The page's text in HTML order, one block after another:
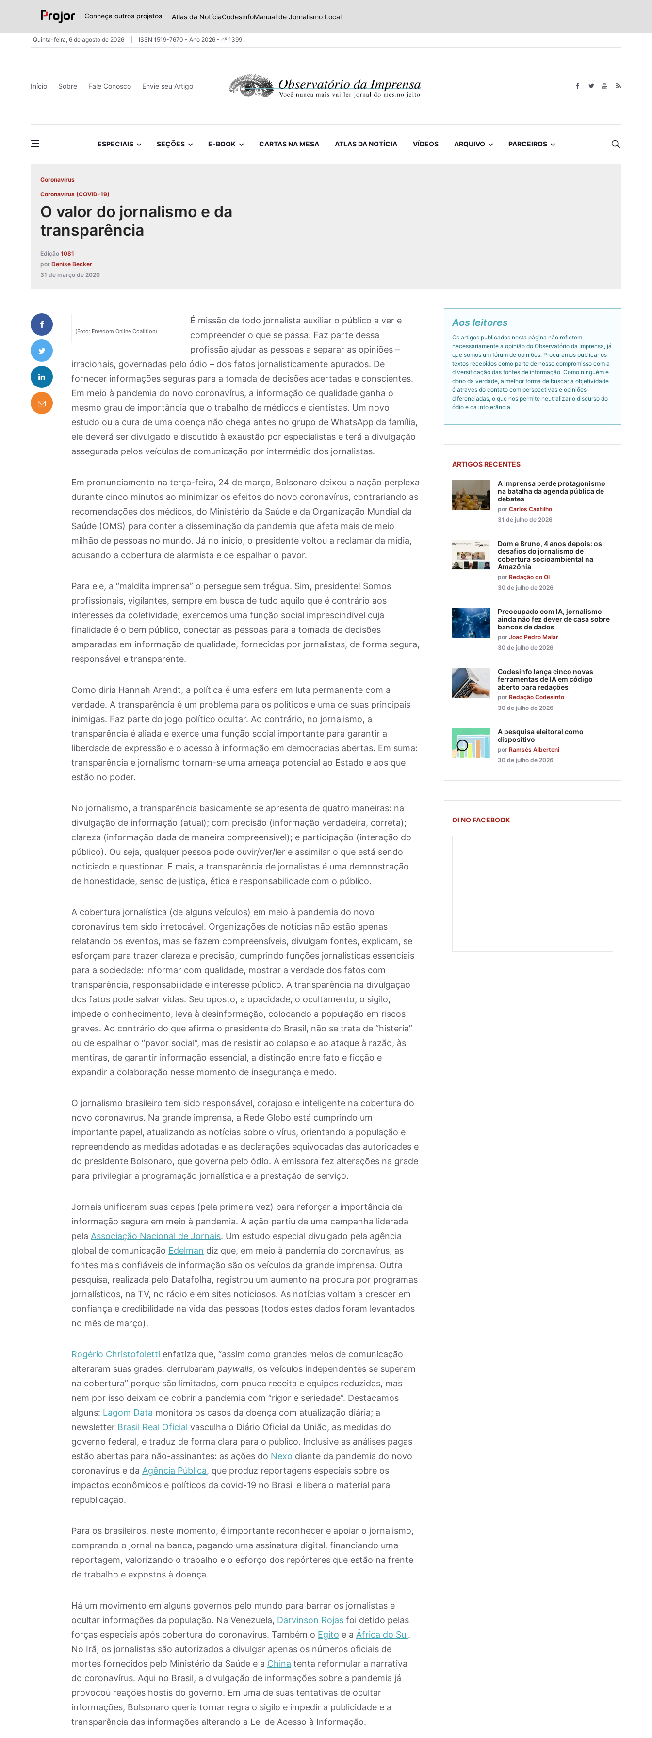
Conheça outros projetos Atlas da NotíciaCodesinfoManual de Jornalismo Local
Quinta-feira, 6 de agosto de 2026 ISSN 1519-7670 - Ano 2026 - nº 1399
Início Sobre Fale Conosco Envie seu Artigo
ESPECIAIS SEÇÕES E-BOOK CARTAS NA MESA ATLAS DA NOTÍCIA VÍDEOS ARQUIVO PARCEIROS
Coronavírus
Coronavírus (COVID-19)
O valor do jornalismo e da
transparência
Edição 1081
por Denise Becker
31 de março de 2020
(Foto: Freedom Online Coalition)
É missão de todo jornalista auxiliar o público a ver e
compreender o que se passa. Faz parte dessa
profissão ajudar as pessoas a separar as opiniões –
irracionais, governadas pelo ódio – dos fatos jornalisticamente apurados. De
fornecer informações seguras para a tomada de decisões acertadas e conscientes.
Em meio à pandemia do novo coronavírus, a informação de qualidade ganha o
mesmo grau de importância que o trabalho de médicos e cientistas. Um novo
estudo ou a cura de uma doença não chega antes no grupo de WhatsApp da família,
ele deverá ser divulgado e discutido à exaustão por especialistas e terá a divulgação
assegurada pelos veículos de comunicação por intermédio dos jornalistas.
Em pronunciamento na terça-feira, 24 de março, Bolsonaro deixou a nação perplexa
durante cinco minutos ao minimizar os efeitos do novo coronavírus, contrariando as
recomendações dos médicos, do Ministério da Saúde e da Organização Mundial da
Saúde (OMS) para conter a disseminação da pandemia que afeta mais de meio
milhão de pessoas no mundo. Já no início, o presidente voltou a reclamar da mídia,
acusando a cobertura de alarmista e de espalhar o pavor.
Para ele, a “maldita imprensa” o persegue sem trégua. Sim, presidente! Somos
profissionais, vigilantes, sempre em busca de tudo aquilo que é contrário aos
interesses da coletividade, exercemos uma função social imprescindível cuja
finalidade é o bem público, conectar as pessoas para a tomada de decisões
amparadas em informação de qualidade, fornecidas por jornalistas, de forma segura,
responsável e transparente.
Como diria Hannah Arendt, a política é uma esfera em luta permanente com a
verdade. A transparência é um problema para os políticos e uma de suas principais
inimigas. Faz parte do jogo político ocultar. Ao contrário, no jornalismo, a
transparência é aliada e exerce uma função social importante para garantir a
liberdade de expressão e o acesso à informação em democracias abertas. Em suma:
transparência e jornalismo tornam-se uma ameaça potencial ao Estado e aos que
estão no poder.
No jornalismo, a transparência basicamente se apresenta de quatro maneiras: na
divulgação de informação (atual); com precisão (informação verdadeira, correta);
clareza (informação dada de maneira compreensível); e participação (interação do
público). Ou seja, qualquer pessoa pode ouvir/ver/ler e assimilar o que está sendo
noticiado e questionar. E mais, a transparência de jornalistas é uma demonstração
de honestidade, senso de justiça, ética e responsabilidade com o público.
A cobertura jornalística (de alguns veículos) em meio à pandemia do novo
coronavírus tem sido irretocável. Organizações de notícias não estão apenas
relatando os eventos, mas se fazem compreensíveis, divulgam fontes, explicam, se
esforçam para trazer clareza e precisão, cumprindo funções jornalísticas essenciais
para a sociedade: informar com qualidade, mostrar a verdade dos fatos com
transparência, responsabilidade e interesse público. A transparência na divulgação
dos fatos pode salvar vidas. Seu oposto, a opacidade, o ocultamento, o sigilo,
impede o conhecimento, leva à desinformação, colocando a população em riscos
graves. Ao contrário do que afirma o presidente do Brasil, não se trata de “histeria”
ou de espalhar o “pavor social”, mas de resistir ao colapso e ao ataque à razão, às
mentiras, de garantir informação essencial, a distinção entre fato e ficção e
expandir a colaboração nesse momento de insegurança e medo.
O jornalismo brasileiro tem sido responsável, corajoso e inteligente na cobertura do
novo coronavírus. Na grande imprensa, a Rede Globo está cumprindo um
importante papel, atualizando as notícias sobre o vírus, orientando a população e
repreendendo as medidas adotadas e as declarações equivocadas das autoridades e
do presidente Bolsonaro, que governa pelo ódio. A emissora fez alterações na grade
para privilegiar a programação jornalística e a prestação de serviço.
Jornais unificaram suas capas (pela primeira vez) para reforçar a importância da
informação segura em meio à pandemia. A ação partiu de uma campanha liderada
pela Associação Nacional de Jornais. Um estudo especial divulgado pela agência
global de comunicação Edelman diz que, em meio à pandemia do coronavírus, as
fontes mais confiáveis de informação são os veículos da grande imprensa. Outra
pesquisa, realizada pelo Datafolha, registrou um aumento na procura por programas
jornalísticos, na TV, no rádio e em sites noticiosos. As notícias voltam a crescer em
confiança e credibilidade na vida das pessoas (todos estes dados foram levantados
no mês de março).
Rogério Christofoletti enfatiza que, “assim como grandes meios de comunicação
alteraram suas grades, derrubaram paywalls, os veículos independentes se superam
na cobertura” porque são limitados, com pouca receita e equipes reduzidas, mas
nem por isso deixam de cobrir a pandemia com “rigor e seriedade”. Destacamos
alguns: Lagom Data monitora os casos da doença com atualização diária; a
newsletter Brasil Real Oficial vasculha o Diário Oficial da União, as medidas do
governo federal, e traduz de forma clara para o público. Inclusive as análises pagas
estão abertas para não-assinantes: as ações do Nexo diante da pandemia do novo
coronavírus e da Agência Pública, que produz reportagens especiais sobre os
impactos econômicos e políticos da covid-19 no Brasil e libera o material para
republicação.
Para os brasileiros, neste momento, é importante reconhecer e apoiar o jornalismo,
comprando o jornal na banca, pagando uma assinatura digital, financiando uma
reportagem, valorizando o trabalho e o esforço dos repórteres que estão na frente
de trabalho e expostos à doença.
Há um movimento em alguns governos pelo mundo para barrar os jornalistas e
ocultar informações da população. Na Venezuela, Darvinson Rojas foi detido pelas
forças especiais após cobertura do coronavírus. Também o Egito e a África do Sul.
No Irã, os jornalistas são autorizados a divulgar apenas os números oficiais de
mortes fornecidos pelo Ministério da Saúde e a China tenta reformular a narrativa
do coronavírus. Aqui no Brasil, a divulgação de informações sobre a pandemia já
provocou reações hostis do governo. Em uma de suas tentativas de ocultar
informações, Bolsonaro queria tornar regra o sigilo e impedir a publicidade e a
transparência das informações alterando a Lei de Acesso à Informação.
Aos leitores
Os artigos publicados nesta página não refletem
necessariamente a opinião do Observatório da Imprensa, já
que somos um fórum de opiniões. Procuramos publicar os
textos recebidos como parte de nosso compromisso com a
diversificação das fontes de informação. Como ninguém é
dono da verdade, a melhor forma de buscar a objetividade
é através do contato com perspectivas e opiniões
diferenciadas, o que nos permite neutralizar o discurso do
ódio e da intolerância.
ARTIGOS RECENTES
A imprensa perde protagonismo
na batalha da agenda pública de
debates
por Carlos Castilho
31 de julho de 2026
Dom e Bruno, 4 anos depois: os
desafios do jornalismo de
cobertura socioambiental na
Amazônia
por Redação do OI
30 de julho de 2026
Preocupado com IA, jornalismo
ainda não fez dever de casa sobre
bancos de dados
por Joao Pedro Malar
30 de julho de 2026
Codesinfo lança cinco novas
ferramentas de IA em código
aberto para redações
por Redação Codesinfo
30 de julho de 2026
A pesquisa eleitoral como
dispositivo
por Ramsés Albertoni
30 de julho de 2026
OI NO FACEBOOK